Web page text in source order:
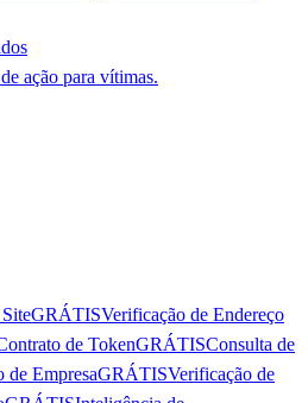
ação para vítimas.
GRÁTISVerificação de Endereço
de TokenGRÁTISConsulta de
de EmpresaGRÁTISVerificação de